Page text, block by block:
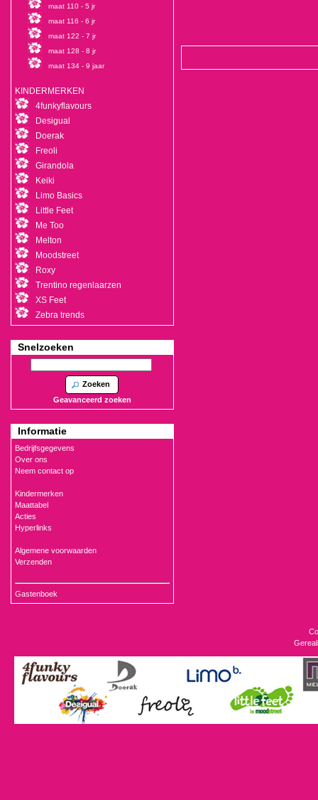
maat 110 - 5 jr
maat 116 - 6 jr
maat 122 - 7 jr
maat 128 - 8 jr
maat 134 - 9 jaar
KINDERMERKEN
4funkyflavours
Desigual
Doerak
Freoli
Girandola
Keiki
Limo Basics
Little Feet
Me Too
Melton
Moodstreet
Roxy
Trentino regenlaarzen
XS Feet
Zebra trends
Snelzoeken
Zoeken
Geavanceerd zoeken
Informatie
Bedrijfsgegevens
Over ons
Neem contact op
Kindermerken
Maattabel
Acties
Hyperlinks
Algemene voorwaarden
Verzenden
Gastenboek